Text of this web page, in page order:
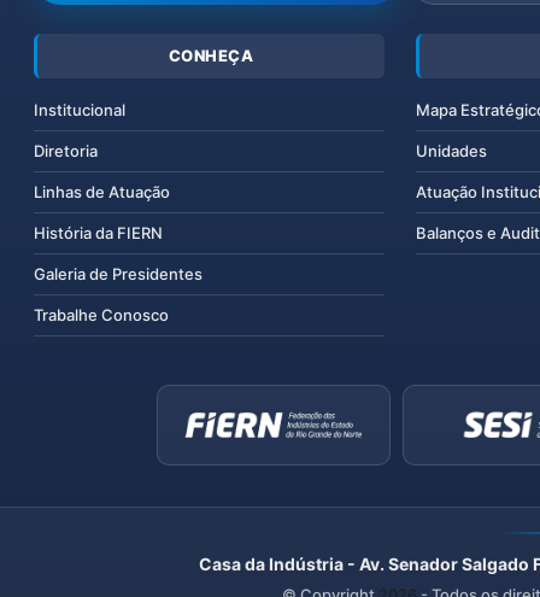
CONHEÇA
Institucional
Diretoria
Linhas de Atuação
História da FIERN
Galeria de Presidentes
Trabalhe Conosco
Mapa
Unidades
Atuação
Balanços e
Casa da Indústria - Av. Senador